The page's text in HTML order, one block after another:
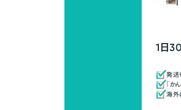
1日
発送
「か
海外